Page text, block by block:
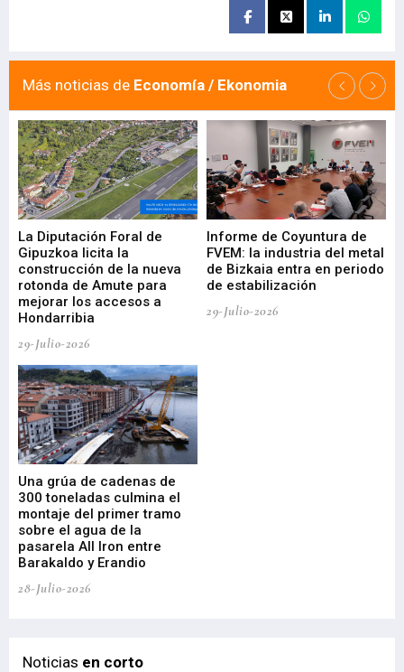
Más noticias de Economía / Ekonomia
La Diputación Foral de
Gipuzkoa licita la
construcción de la nueva
rotonda de Amute para
mejorar los accesos a
Hondarribia
29-Julio-2026
Informe de Coyuntura de
FVEM: la industria del metal
de Bizkaia entra en periodo
de estabilización
29-Julio-2026
Una grúa de cadenas de
300 toneladas culmina el
montaje del primer tramo
sobre el agua de la
pasarela All Iron entre
Barakaldo y Erandio
28-Julio-2026
Noticias en corto